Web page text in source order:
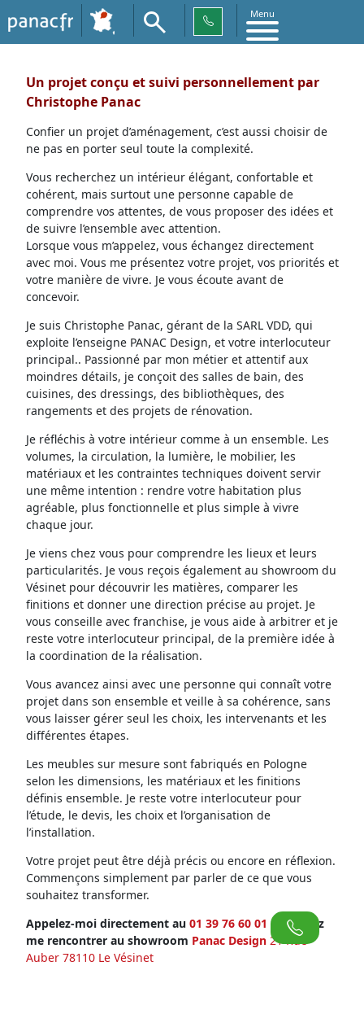
Menu
Un projet conçu et suivi personnellement par
Christophe Panac
Confier un projet d’aménagement, c’est aussi choisir de
ne pas en porter seul toute la complexité.
Vous recherchez un intérieur élégant, confortable et
cohérent, mais surtout une personne capable de
comprendre vos attentes, de vous proposer des idées et
de suivre l’ensemble avec attention.
Lorsque vous m’appelez, vous échangez directement
avec moi. Vous me présentez votre projet, vos priorités et
votre manière de vivre. Je vous écoute avant de
concevoir.
Je suis Christophe Panac, gérant de la SARL VDD, qui
exploite l’enseigne PANAC Design, et votre interlocuteur
principal.. Passionné par mon métier et attentif aux
moindres détails, je conçoit des salles de bain, des
cuisines, des dressings, des bibliothèques, des
rangements et des projets de rénovation.
Je réfléchis à votre intérieur comme à un ensemble. Les
volumes, la circulation, la lumière, le mobilier, les
matériaux et les contraintes techniques doivent servir
une même intention : rendre votre habitation plus
agréable, plus fonctionnelle et plus simple à vivre
chaque jour.
Je viens chez vous pour comprendre les lieux et leurs
particularités. Je vous reçois également au showroom du
Vésinet pour découvrir les matières, comparer les
finitions et donner une direction précise au projet. Je
vous conseille avec franchise, je vous aide à arbitrer et je
reste votre interlocuteur principal, de la première idée à
la coordination de la réalisation.
Vous avancez ainsi avec une personne qui connaît votre
projet dans son ensemble et veille à sa cohérence, sans
vous laisser gérer seul les choix, les intervenants et les
différentes étapes.
Les meubles sur mesure sont fabriqués en Pologne
selon les dimensions, les matériaux et les finitions
définis ensemble. Je reste votre interlocuteur pour
l’étude, le devis, les choix et l’organisation de
l’installation.
Votre projet peut être déjà précis ou encore en réflexion.
Commençons simplement par parler de ce que vous
souhaitez transformer.
Appelez-moi directement au 01 39 76 60 01 ou venez
me rencontrer au showroom Panac Design 21 Rue
Auber 78110 Le Vésinet